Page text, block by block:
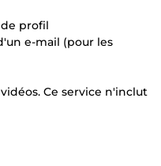
profil
e-mail (pour les
Ce service n'inclut